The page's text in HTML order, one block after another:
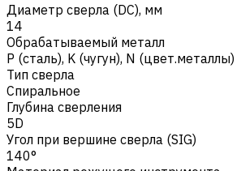
Диаметр сверла (DC), мм
14
Обрабатываемый металл
Р (сталь), K (чугун), N (цвет.металлы)
Тип сверла
Спиральное
Глубина сверления
5D
Угол при вершине сверла (SIG)
140°